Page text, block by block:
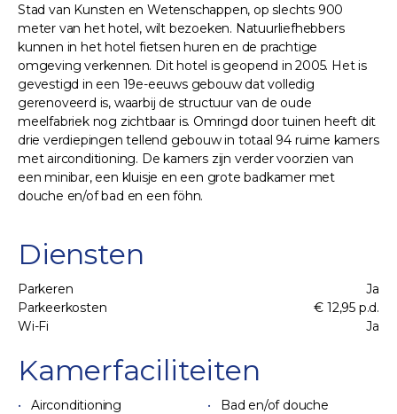
Stad van Kunsten en Wetenschappen, op slechts 900
meter van het hotel, wilt bezoeken. Natuurliefhebbers
kunnen in het hotel fietsen huren en de prachtige
omgeving verkennen. Dit hotel is geopend in 2005. Het is
gevestigd in een 19e-eeuws gebouw dat volledig
gerenoveerd is, waarbij de structuur van de oude
meelfabriek nog zichtbaar is. Omringd door tuinen heeft dit
drie verdiepingen tellend gebouw in totaal 94 ruime kamers
met airconditioning. De kamers zijn verder voorzien van
een minibar, een kluisje en een grote badkamer met
douche en/of bad en een föhn.
Diensten
Parkeren
Ja
Parkeerkosten
€ 12,95 p.d.
Wi-Fi
Ja
Kamerfaciliteiten
Airconditioning
Bad en/of douche